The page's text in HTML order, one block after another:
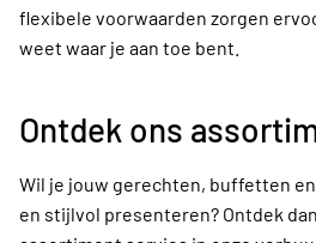
flexibele voorwaarden zorgen
weet waar je aan toe bent.
Ontdek ons
Wil je jouw gerechten, buffetten
en stijlvol presenteren? Ontdek